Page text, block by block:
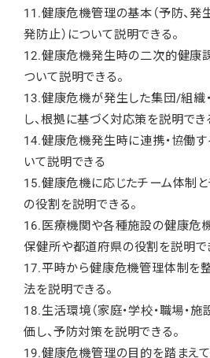
11.健康危機管理の基本（予防、発
発防止）について説明できる。
12.健康危機発生時の二次的健康
ついて説明できる。
13.健康危機が発生した集団/組織
し、根拠に基づく対応策を説明でき
14.健康危機発生時に連携・協働す
いて説明できる
15.健康危機に応じたチーム体制
の役割を説明できる。
16.医療機関や各種施設の健康危
保健所や都道府県の役割を説明で
17.平時から健康危機管理体制を
法を説明できる。
18.生活環境（家庭・学校・職場・施
価し、予防対策を説明できる。
19.健康危機管理の目的を踏まえて